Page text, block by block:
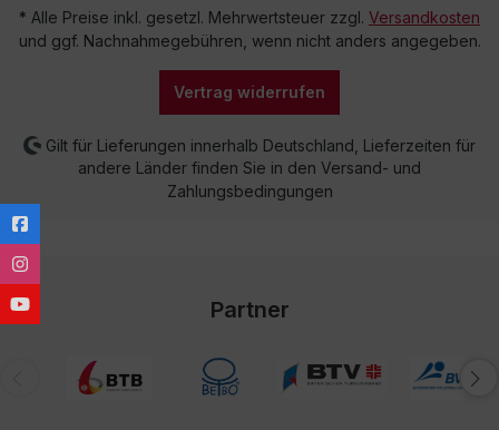
* Alle Preise inkl. gesetzl. Mehrwertsteuer zzgl. Versandkosten
und ggf. Nachnahmegebühren, wenn nicht anders angegeben.
Vertrag widerrufen
Gilt für Lieferungen innerhalb Deutschland, Lieferzeiten für
andere Länder finden Sie in den Versand- und
Zahlungsbedingungen
Partner